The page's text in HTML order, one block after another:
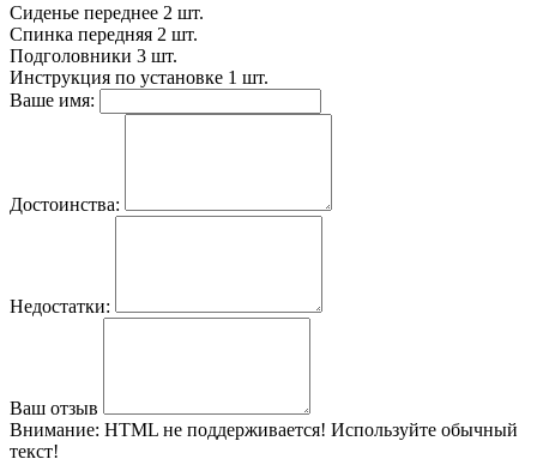
Сиденье переднее 2 шт.
Спинка передняя 2 шт.
Подголовники 3 шт.
Инструкция по установке 1 шт.
Ваше имя:
Достоинства:
Недостатки:
Ваш отзыв
Внимание: HTML не поддерживается! Используйте обычный
текст!